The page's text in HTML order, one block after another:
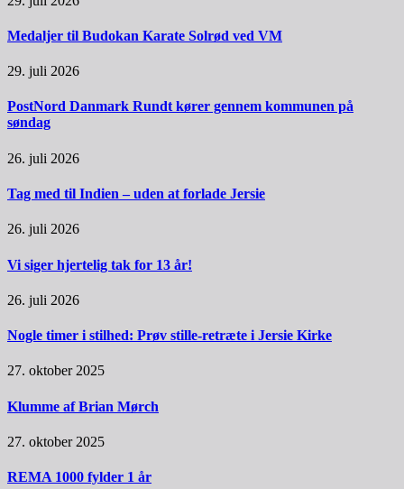
Medaljer til Budokan Karate Solrød ved VM
29. juli 2026
PostNord Danmark Rundt kører gennem kommunen på
søndag
26. juli 2026
Tag med til Indien – uden at forlade Jersie
26. juli 2026
Vi siger hjertelig tak for 13 år!
26. juli 2026
Nogle timer i stilhed: Prøv stille-retræte i Jersie Kirke
27. oktober 2025
Klumme af Brian Mørch
27. oktober 2025
REMA 1000 fylder 1 år